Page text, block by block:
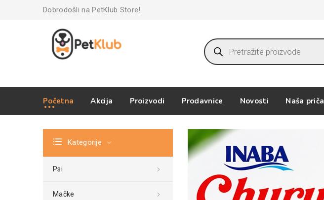
Dobrodošli na PetKlub Store!
Products
search
Početna Akcija Proizvodi Prodavnice Novosti Naša priča
Kategorije
Psi
Mačke